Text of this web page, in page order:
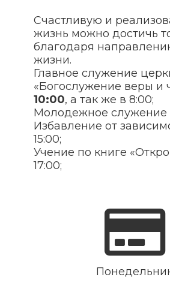
Счастливую и
жизнь можно достичь
благодаря
жизни.
Главное служение
«Богослужение веры и
10:00, а так же в 8:00;
Молодежное служение
Избавление от
15:00;
Учение по книге
17:00;